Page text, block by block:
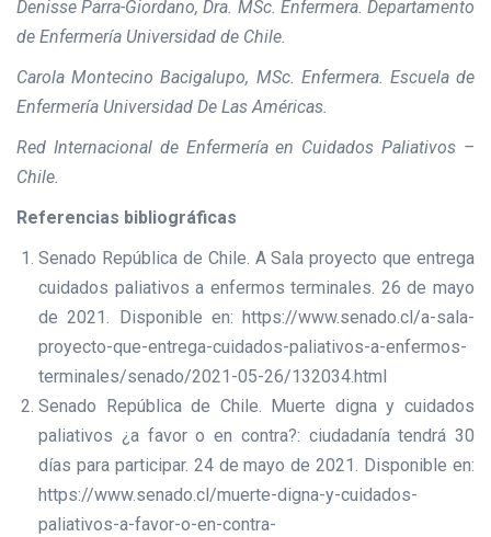
Denisse Parra-Giordano, Dra. MSc. Enfermera. Departamento
de Enfermería Universidad de Chile.
Carola Montecino Bacigalupo, MSc. Enfermera. Escuela de
Enfermería Universidad De Las Américas.
Red Internacional de Enfermería en Cuidados Paliativos –
Chile.
Referencias bibliográficas
Senado República de Chile. A Sala proyecto que entrega
cuidados paliativos a enfermos terminales. 26 de mayo
de 2021. Disponible en: https://www.senado.cl/a-sala-
proyecto-que-entrega-cuidados-paliativos-a-enfermos-
terminales/senado/2021-05-26/132034.html
Senado República de Chile. Muerte digna y cuidados
paliativos ¿a favor o en contra?: ciudadanía tendrá 30
días para participar. 24 de mayo de 2021. Disponible en:
https://www.senado.cl/muerte-digna-y-cuidados-
paliativos-a-favor-o-en-contra-